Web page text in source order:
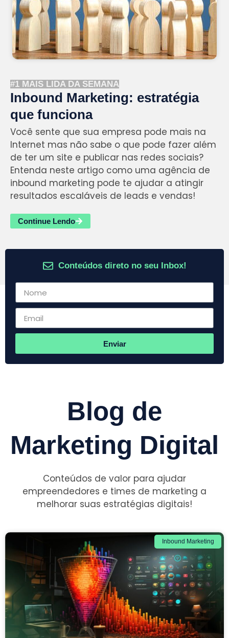
#1 MAIS LIDA DA SEMANA
Inbound Marketing: estratégia
que funciona
Você sente que sua empresa pode mais na
Internet mas não sabe o que pode fazer além
de ter um site e publicar nas redes sociais?
Entenda neste artigo como uma agência de
inbound marketing pode te ajudar a atingir
resultados escaláveis de leads e vendas!
Continue Lendo
Conteúdos direto no seu Inbox!
Enviar
Blog de
Marketing Digital
Conteúdos de valor para ajudar
empreendedores e times de marketing a
melhorar suas estratégias digitais!
Inbound Marketing